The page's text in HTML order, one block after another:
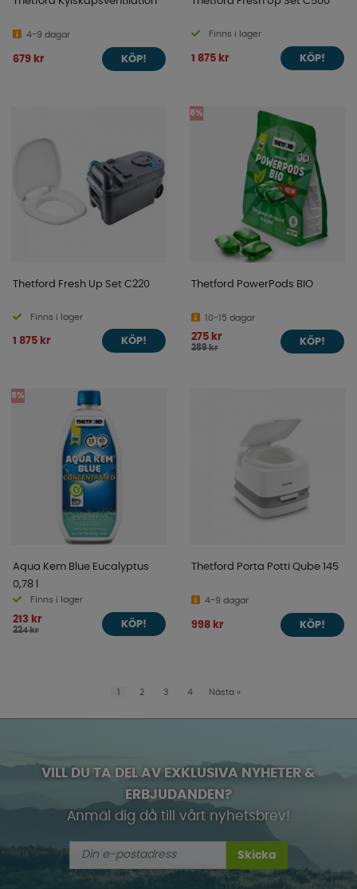
4-9 dagar
679 kr KÖP!
Finns i lager
1 875 kr KÖP!
Thetford Fresh Up Set C220
Finns i lager
1 875 kr KÖP!
5%
Thetford PowerPods BIO
10-15 dagar
275 kr
289 kr
KÖP!
5%
Aqua Kem Blue Eucalyptus
0,78 l
Finns i lager
213 kr
224 kr
KÖP!
Thetford Porta Potti Qube 145
4-9 dagar
998 kr KÖP!
1 2 3 4 Nästa »
VILL DU TA DEL AV EXKLUSIVA NYHETER &
ERBJUDANDEN?
Anmäl dig då till vårt nyhetsbrev!
Skicka